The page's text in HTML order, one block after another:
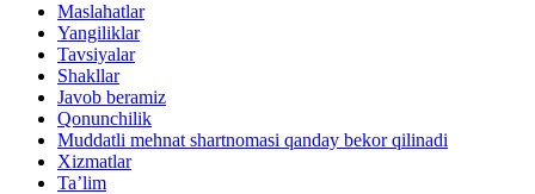
Maslahatlar
Yangiliklar
Tavsiyalar
Shakllar
Javob beramiz
Qonunchilik
Muddatli mehnat shartnomasi qanday bekor qilinadi
Xizmatlar
Ta’lim